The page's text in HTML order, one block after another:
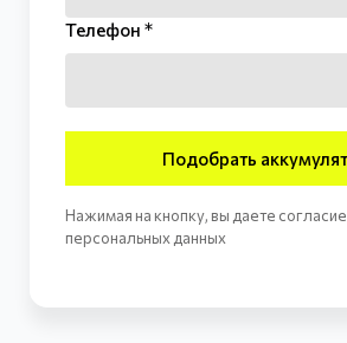
Телефон *
Подобрать
Нажимая на кнопку, вы даете
персональных данных